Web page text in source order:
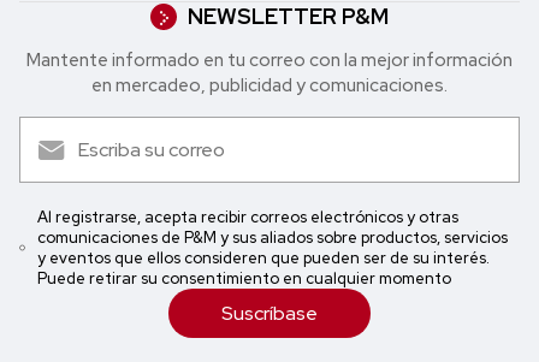
NEWSLETTER P&M
Mantente informado en tu correo con la mejor in formación
en mercadeo, publicidad y comunicaciones.
Al registrarse, acepta recibir correos electrónicos y otras
comunicaciones de P&M y sus aliados sobre productos, servicios
y eventos que ellos consideren que pueden ser de su interés.
Puede retirar su consentimiento en cualquier momento
Suscríbase